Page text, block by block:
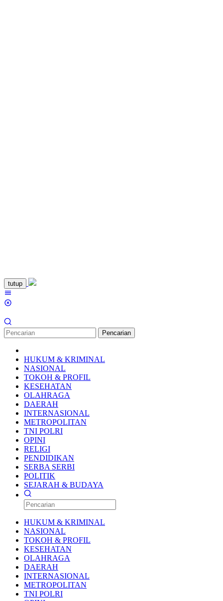
Loncat
ke
konten
tutup
Pencarian
HUKUM & KRIMINAL
NASIONAL
TOKOH & PROFIL
KESEHATAN
OLAHRAGA
DAERAH
INTERNASIONAL
METROPOLITAN
TNI POLRI
OPINI
RELIGI
PENDIDIKAN
SERBA SERBI
POLITIK
SEJARAH & BUDAYA
HUKUM & KRIMINAL
NASIONAL
TOKOH & PROFIL
KESEHATAN
OLAHRAGA
DAERAH
INTERNASIONAL
METROPOLITAN
TNI POLRI